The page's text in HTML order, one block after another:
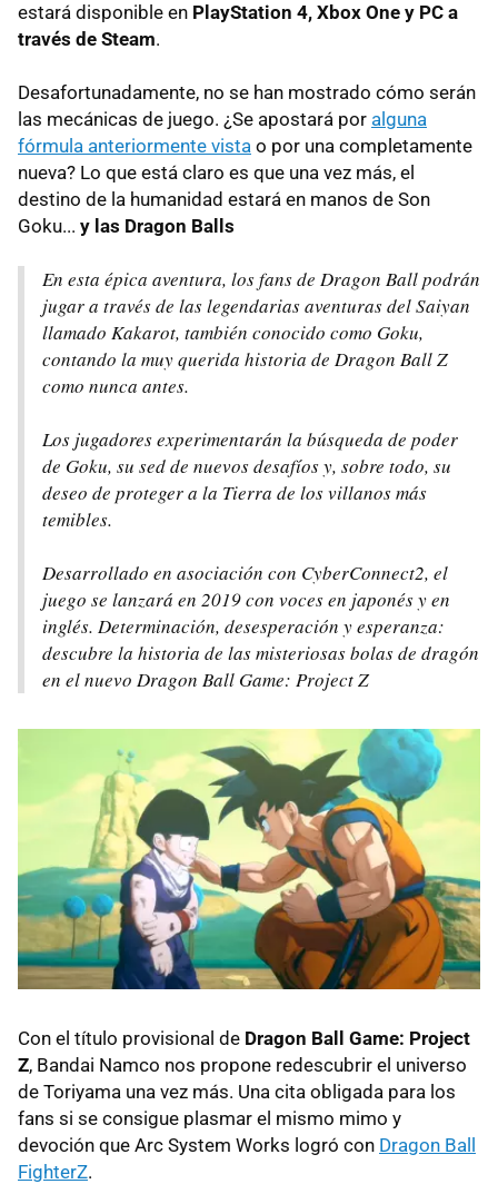
estará disponible en PlayStation 4, Xbox One y PC a
través de Steam.
Desafortunadamente, no se han mostrado cómo serán
las mecánicas de juego. ¿Se apostará por alguna
fórmula anteriormente vista o por una completamente
nueva? Lo que está claro es que una vez más, el
destino de la humanidad estará en manos de Son
Goku... y las Dragon Balls
En esta épica aventura, los fans de Dragon Ball podrán
jugar a través de las legendarias aventuras del Saiyan
llamado Kakarot, también conocido como Goku,
contando la muy querida historia de Dragon Ball Z
como nunca antes.
Los jugadores experimentarán la búsqueda de poder
de Goku, su sed de nuevos desafíos y, sobre todo, su
deseo de proteger a la Tierra de los villanos más
temibles.
Desarrollado en asociación con CyberConnect2, el
juego se lanzará en 2019 con voces en japonés y en
inglés. Determinación, desesperación y esperanza:
descubre la historia de las misteriosas bolas de dragón
en el nuevo Dragon Ball Game: Project Z
Con el título provisional de Dragon Ball Game: Project
Z, Bandai Namco nos propone redescubrir el universo
de Toriyama una vez más. Una cita obligada para los
fans si se consigue plasmar el mismo mimo y
devoción que Arc System Works logró con Dragon Ball
FighterZ.